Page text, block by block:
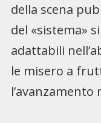
della scena
del «sistema»
adattabili
le misero a